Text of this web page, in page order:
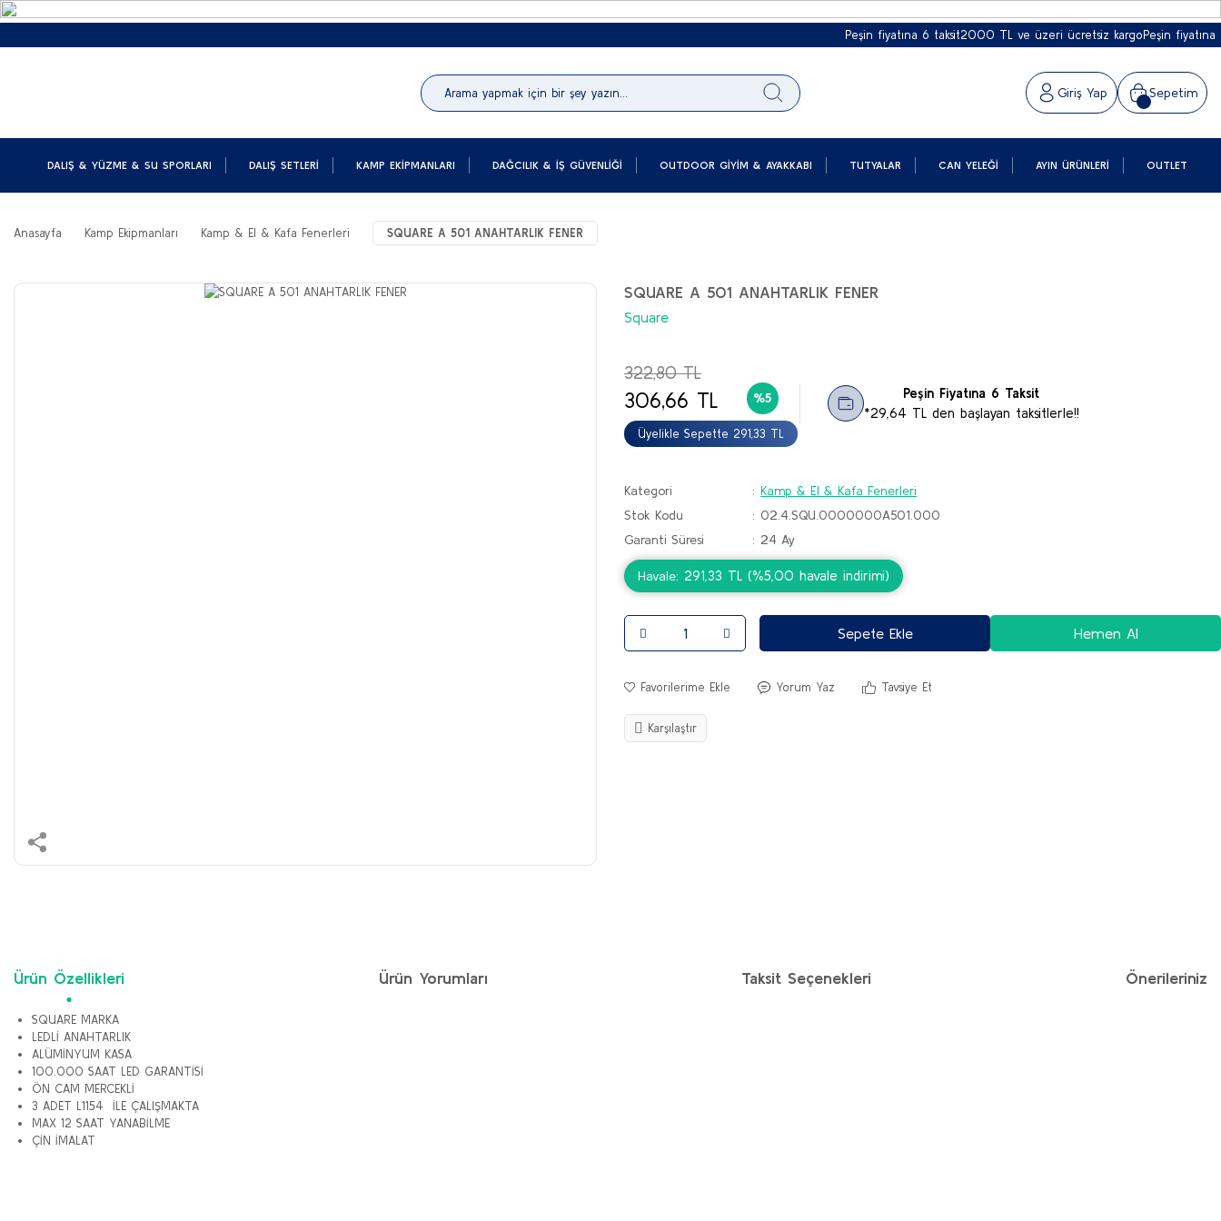
Peşin fiyatına 6 taksit 2000 TL ve üzeri ücretsiz kargoPeşin fiyatına 6
Giriş Yap Sepetim
DALIŞ & YÜZME & SU SPORLARI DALIŞ SETLERI KAMP EKIPMANLARI DAĞCILIK & İŞ GÜVENLIĞI OUTDOOR GIYIM & AYAKKABI TUTYALAR CAN YELEĞI AYIN ÜRÜNLERI OUTLET
Anasayfa Kamp Ekipmanları Kamp & El & Kafa Fenerleri SQUARE A 501 ANAHTARLIK FENER
SQUARE A 501 ANAHTARLIK FENER
Square
322,80 TL
306,66 TL
Üyelikle Sepette 291,33 TL
%5
Peşin Fiyatına 6 Taksit
*29,64 TL den başlayan taksitlerle!!
Kategori
Kamp & El & Kafa Fenerleri
Stok Kodu
02.4.SQU.0000000A501.000
Garanti Süresi
24 Ay
Havale 291,33 TL (%5,00 havale indirimi)
Sepete Ekle Hemen Al
Yorum Yaz Tavsiye Et
Karşılaştır
Ürün Özellikleri Ürün Yorumları Taksit Seçenekleri Önerileriniz
SQUARE MARKA
LEDLİ ANAHTARLIK
ALÜMİNYUM KASA
100.000 SAAT LED GARANTİSİ
ÖN CAM MERCEKLİ
3 ADET L1154 İLE ÇALIŞMAKTA
MAX 12 SAAT YANABİLME
ÇİN İMALAT